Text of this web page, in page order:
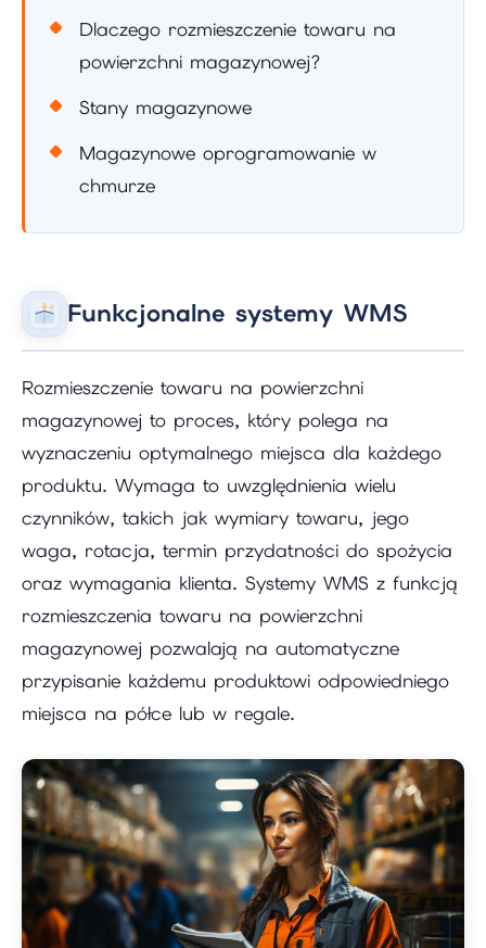
Dlaczego rozmieszczenie towaru na
powierzchni magazynowej?
Stany magazynowe
Magazynowe oprogramowanie w
chmurze
Funkcjonalne systemy WMS
Rozmieszczenie towaru na powierzchni
magazynowej to proces, który polega na
wyznaczeniu optymalnego miejsca dla każdego
produktu. Wymaga to uwzględnienia wielu
czynników, takich jak wymiary towaru, jego
waga, rotacja, termin przydatności do spożycia
oraz wymagania klienta. Systemy WMS z funkcją
rozmieszczenia towaru na powierzchni
magazynowej pozwalają na automatyczne
przypisanie każdemu produktowi odpowiedniego
miejsca na półce lub w regale.